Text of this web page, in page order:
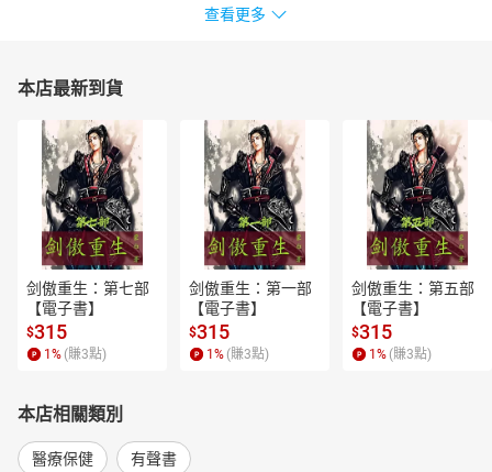
查看更多
本店最新到貨
剑傲重生：第七部
【電子書】
$315
1 % (賺3點)
剑傲重生：第一部
【電子書】
$315
1 % (賺3點)
剑傲重生：第五部
【電子書】
$315
1 % (賺3點)
本店相關類別
醫療保健 有聲書